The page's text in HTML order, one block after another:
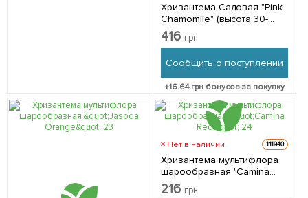
Хризантема Садовая "Pink
Chamomile" (высота 30-
50см) 1 саженец в
упаковке
416 грн
Сообщить о поступлении
+16.64грн бонусов за покупку
Нет в наличии 111940
Хризантема мультифлора
шарообразная "Camina
216 грн